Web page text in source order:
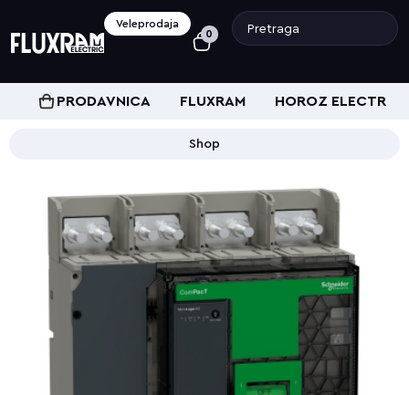
Veleprodaja
0
PRODAVNICA FLUXRAM HOROZ ELECTRIC
Shop